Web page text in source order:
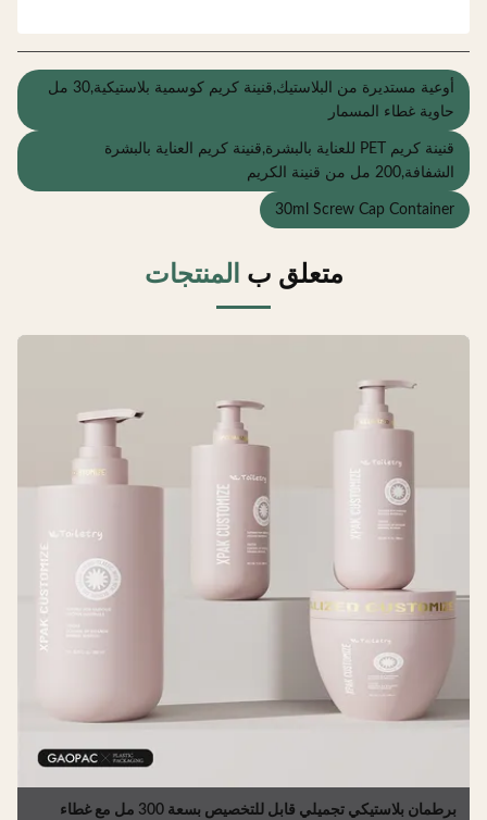
أوعية مستديرة من البلاستيك,قنينة كريم كوسمية بلاستيكية,30 مل
غطاء المسمار
قنينة كريم PET للعناية بالبشرة,قنينة كريم العناية بالبشرة
مل من قنينة الكريم
30ml Screw Cap
متعلق ب المنتجات
برطمان بلاستيكي تجميلي قابل للتخصيص بسعة 300 مل مع غطاء